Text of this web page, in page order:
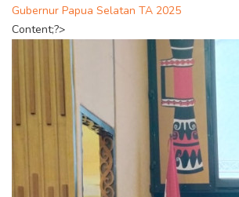
Gubernur Papua Selatan TA 2025
Content;?>